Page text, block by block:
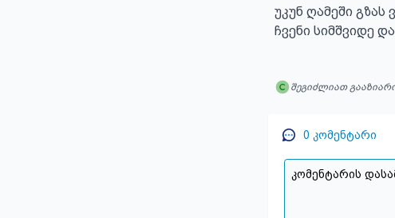
უკუნ ღამეში
ჩვენი სიმშვიდე
შეგიძლიათ
0 კომენტარი